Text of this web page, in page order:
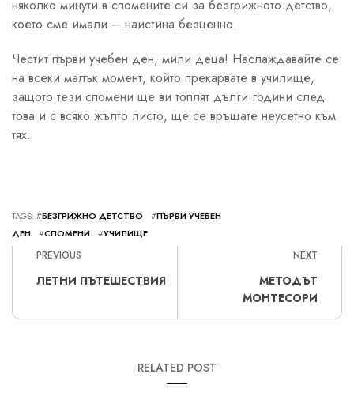
няколко минути в спомените си за безгрижното детство,
което сме имали – наистина безценно.
Честит първи учебен ден, мили деца! Наслаждавайте се
на всеки малък момент, който прекарвате в училище,
защото тези спомени ще ви топлят дълги години след
това и с всяко жълто листо, ще се връщате неусетно към
тях.
TAGS: #БЕЗГРИЖНО ДЕТСТВО #ПЪРВИ УЧЕБЕН
ДЕН
#СПОМЕНИ #УЧИЛИЩЕ
PREVIOUS
ЛЕТНИ ПЪТЕШЕСТВИЯ
NEXT
МЕТОДЪТ
МОНТЕСОРИ
RELATED POST